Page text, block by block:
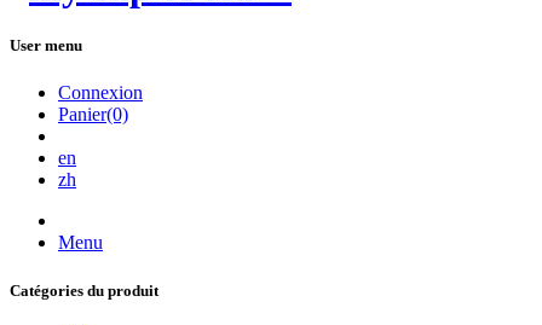
User menu
Connexion
Panier(0)
en
zh
Menu
Catégories du produit